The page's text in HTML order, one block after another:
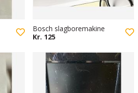
Bosch slagboremakine
Kr. 125